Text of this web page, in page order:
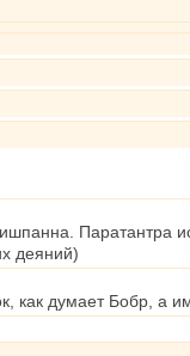
Паратантра
деяний)
думает Бобр, а